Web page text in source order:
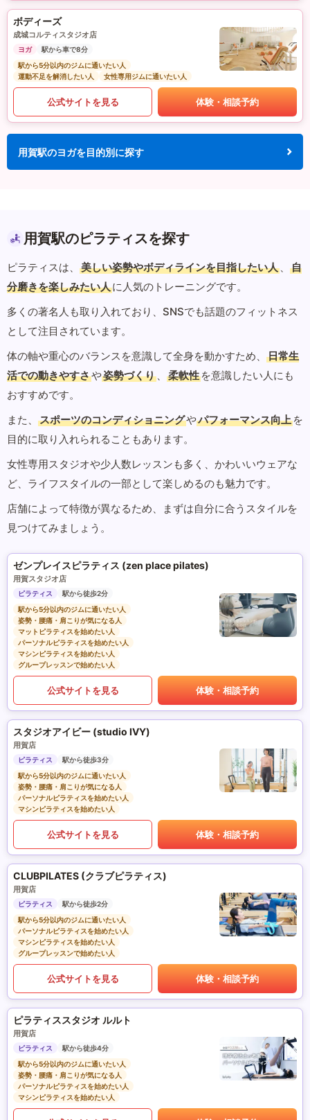
ボディーズ
成城コルティスタジオ店
ヨガ
駅から車で8分
駅から5分以内のジムに通いたい人
運動不足を解消したい人
女性専用ジムに通いたい人
公式サイトを見る 体験・相談予約
用賀駅のヨガを目的別に探す
用賀駅のピラティスを探す
ピラティスは、 美しい姿勢やボディラインを目指したい人 、
自
分磨きを楽しみたい人に人気のトレーニングです。
多くの著名人も取り入れており、SNSでも話題のフィットネス
として注目されています。
体の軸や重心のバランスを意識して全身を動かすため、
日常生
活での動きやすさや姿勢づくり 、 柔軟性 を意識したい人にも
おすすめです。
また、
スポーツのコンディショニングやパフォーマンス向上 を
目的に取り入れられることもあります。
女性専用スタジオや少人数レッスンも多く、かわいいウェアな
ど、ライフスタイルの一部として楽しめるのも魅力です。
店舗によって特徴が異なるため、まずは自分に合うスタイルを
見つけてみましょう。
ゼンプレイスピラティス (zen place pilates)
用賀スタジオ店
ピラティス
駅から徒歩2分
駅から5分以内のジムに通いたい人
姿勢・腰痛・肩こりが気になる人
マットピラティスを始めたい人
パーソナルピラティスを始めたい人
マシンピラティスを始めたい人
グループレッスンで始めたい人
公式サイトを見る 体験・相談予約
スタジオアイビー (studio IVY)
用賀店
ピラティス
駅から徒歩3分
駅から5分以内のジムに通いたい人
姿勢・腰痛・肩こりが気になる人
パーソナルピラティスを始めたい人
マシンピラティスを始めたい人
公式サイトを見る 体験・相談予約
CLUBPILATES (クラブピラティス)
用賀店
ピラティス
駅から徒歩2分
駅から5分以内のジムに通いたい人
パーソナルピラティスを始めたい人
マシンピラティスを始めたい人
グループレッスンで始めたい人
公式サイトを見る 体験・相談予約
ピラティススタジオ ルルト
用賀店
ピラティス
駅から徒歩4分
駅から5分以内のジムに通いたい人
姿勢・腰痛・肩こりが気になる人
パーソナルピラティスを始めたい人
マシンピラティスを始めたい人